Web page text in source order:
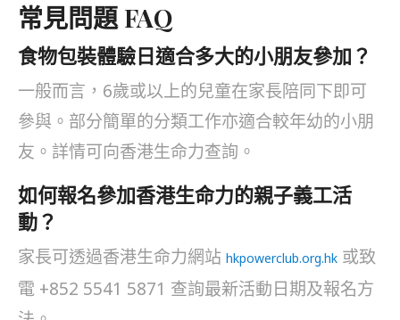
常見問題 FAQ
食物包裝體驗日適合多大的小朋友參加？
一般而言，6歲或以上的兒童在家長陪同下即可
參與。部分簡單的分類工作亦適合較年幼的小朋
友。詳情可向香港生命力查詢。
如何報名參加香港生命力的親子義工活
動？
家長可透過香港生命力網站 hkpowerclub.org.hk 或致
電 +852 5541 5871 查詢最新活動日期及報名方